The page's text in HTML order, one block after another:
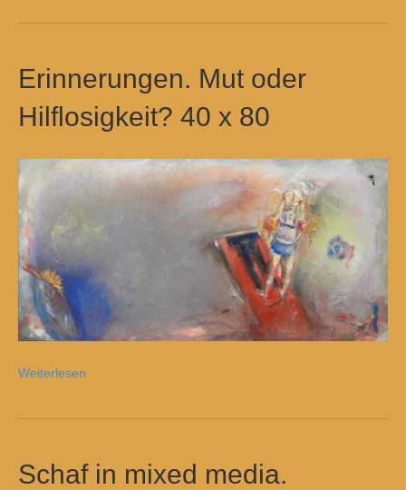
Erinnerungen. Mut oder
Hilflosigkeit? 40 x 80
Weiterlesen
Schaf in mixed media.